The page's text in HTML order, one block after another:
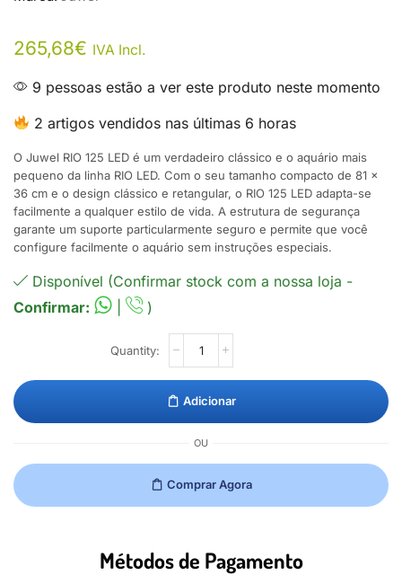
265,68€ IVA Incl.
9 pessoas estão a ver este produto neste momento
2 artigos vendidos nas últimas 6 horas
O Juwel RIO 125 LED é um verdadeiro clássico e o aquário mais
pequeno da linha RIO LED. Com o seu tamanho compacto de 81 x
36 cm e o design clássico e retangular, o RIO 125 LED adapta-se
facilmente a qualquer estilo de vida. A estrutura de segurança
garante um suporte particularmente seguro e permite que você
configure facilmente o aquário sem instruções especiais.
Disponível (Confirmar stock com a nossa loja -
Confirmar:
)
Adicionar
OU
Comprar Agora
Métodos de Pagamento​